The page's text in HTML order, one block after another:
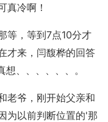
真冷啊！
等，等到7点10分才
才来，闫馥桦的回答
、、、、、、。
老爷，刚开始父亲和
为以前判断位置的'那